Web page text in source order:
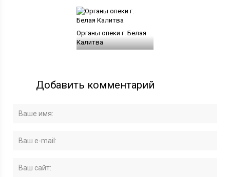
Органы опеки г. Белая
Калитва
Добавить комментарий